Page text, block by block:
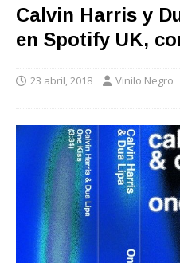
Calvin Harris y
en Spotify UK,
23 abril, 2018 Vinilo Negro